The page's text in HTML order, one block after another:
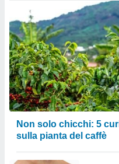
Non solo chicchi: 5
sulla pianta del caffè